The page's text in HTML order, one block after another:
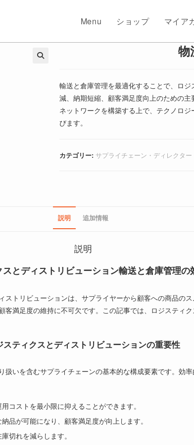
Menu ショップ マイア
物
輸送と倉庫管理を最適化することで、ロ
減、納期短縮、顧客満足度向上のための
ネットワークを構築する上で、テクノロ
びます。
カテゴリー: サプライチェーン・ディレクター
説明 追加情報
説明
スとディストリビューション輸送と倉庫管理の
トリビューションは、サプライヤーから顧客への商品の
満足度の維持に不可欠です。この記事では、ロジスティ
スティクスとディストリビューションの重要性
いを含むサプライチェーンの基本的な構成要素です。効
コストを最小限に抑えることができます。
品が可能になり、顧客満足度が向上します。
切れを減らします。